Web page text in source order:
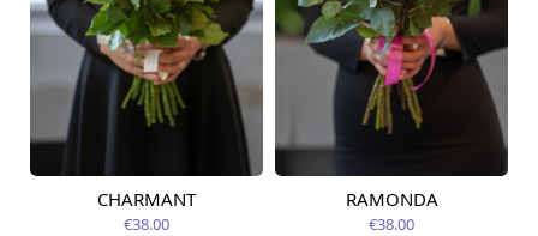
Pieejams šodien
CHARMANT
€38.00
Pieejams šodien
RAMONDA
€38.00